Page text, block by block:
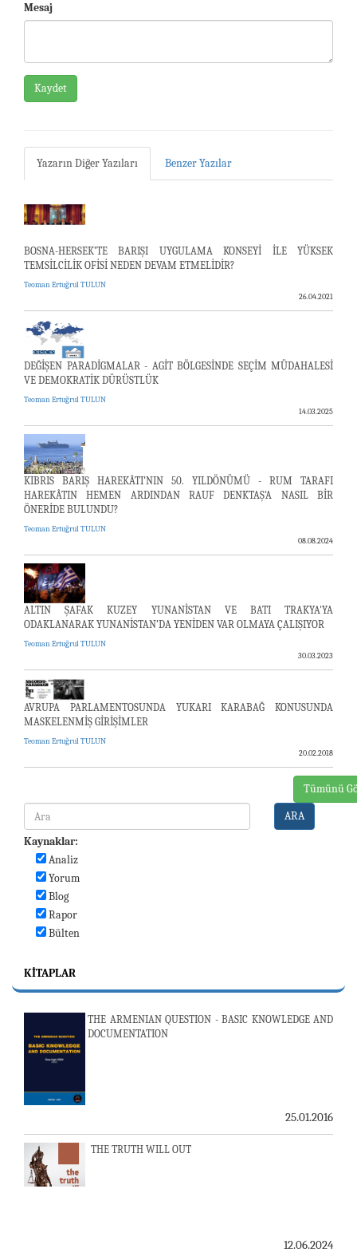
Mesaj
Kaydet
Yazarın Diğer Yazıları Benzer Yazılar
BOSNA-HERSEK’TE BARIŞI UYGULAMA KONSEYİ İLE YÜKSEK
TEMSİLCİLİK OFİSİ NEDEN DEVAM ETMELİDİR?
Teoman Ertuğrul TULUN
26.04.2021
DEĞİŞEN PARADİGMALAR - AGİT BÖLGESİNDE SEÇİM MÜDAHALESİ
VE DEMOKRATİK DÜRÜSTLÜK
Teoman Ertuğrul TULUN
14.03.2025
KIBRIS BARIŞ HAREKÂTI’NIN 50. YILDÖNÜMÜ - RUM TARAFI
HAREKÂTIN HEMEN ARDINDAN RAUF DENKTAŞ'A NASIL BİR
ÖNERİDE BULUNDU?
Teoman Ertuğrul TULUN
08.08.2024
ALTIN ŞAFAK KUZEY YUNANİSTAN VE BATI TRAKYA'YA
ODAKLANARAK YUNANİSTAN’DA YENİDEN VAR OLMAYA ÇALIŞIYOR
Teoman Ertuğrul TULUN
30.03.2023
AVRUPA PARLAMENTOSUNDA YUKARI KARABAĞ KONUSUNDA
MASKELENMİŞ GİRİŞİMLER
Teoman Ertuğrul TULUN
20.02.2018
Tümünü
ARA
Kaynaklar:
Analiz
Yorum
Blog
Rapor
Bülten
KITAPLAR
THE ARMENIAN QUESTION - BASIC KNOWLEDGE AND
DOCUMENTATION
25.01.2016
THE TRUTH WILL OUT
12.06.2024